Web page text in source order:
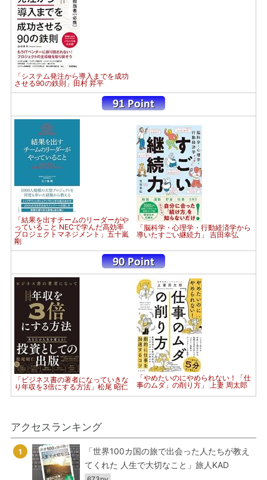
「システム発注から導入までを成功
させる90の鉄則」田村 昇平
「結果を出すチームのリーダーがや
っていること NECで学んだ高効率
プロジェクトマネジメント」五十嵐
剛
「脳科学・心理学・行動経済学から
導いたすごい継続力」 吉田幸弘
「ビジネス書の著者になっていきな
り年収を3倍にする方法」松尾 昭仁
「やめたいのにやめられない！「仕
事のムダ」の削り方」 上妻 周太郎
アクセスランキング
1
「世界100カ国の旅で出会った人たちが教え
てくれた 人生で大切なこと」旅人KAD